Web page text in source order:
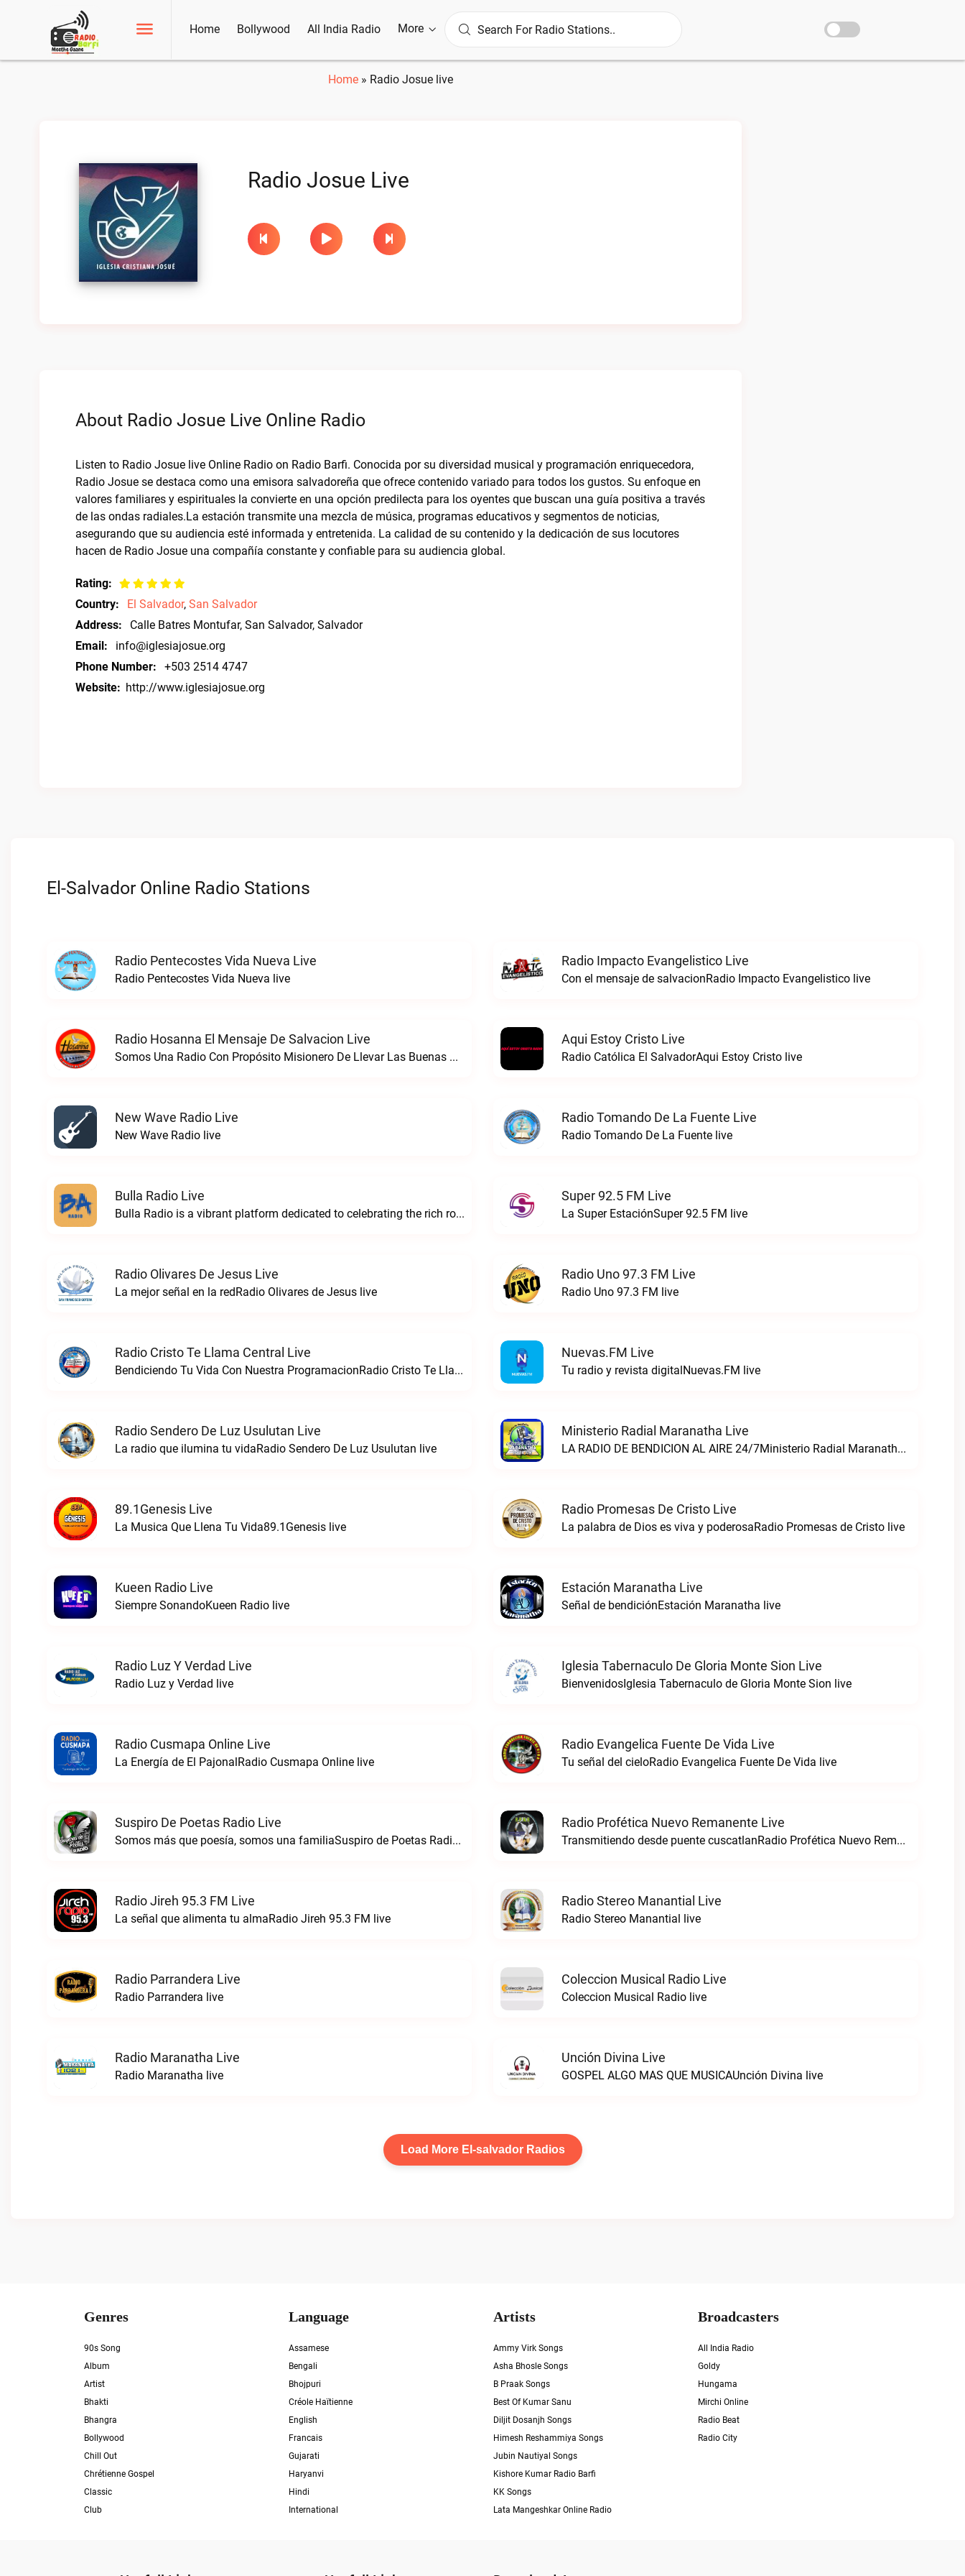
Home Bollywood All India Radio More
Home » Radio Josue live
Radio Josue Live
About Radio Josue Live Online Radio
Listen to Radio Josue live Online Radio on Radio Barfi. Conocida por su diversidad musical y programación enriquecedora,
Radio Josue se destaca como una emisora salvadoreña que ofrece contenido variado para todos los gustos. Su enfoque en
valores familiares y espirituales la convierte en una opción predilecta para los oyentes que buscan una guía positiva a través
de las ondas radiales.La estación transmite una mezcla de música, programas educativos y segmentos de noticias,
asegurando que su audiencia esté informada y entretenida. La calidad de su contenido y la dedicación de sus locutores
hacen de Radio Josue una compañía constante y confiable para su audiencia global.
Rating:
Country:
El Salvador, San Salvador
Address:
Calle Batres Montufar, San Salvador, Salvador
Email:
info@iglesiajosue.org
Phone Number:
+503 2514 4747
Website: http://www.iglesiajosue.org
El-Salvador Online Radio Stations
Radio Pentecostes Vida Nueva Live
Radio Pentecostes Vida Nueva live
Radio Impacto Evangelistico Live
Con el mensaje de salvacionRadio Impacto Evangelistico live
Radio Hosanna El Mensaje De Salvacion Live
Somos Una Radio Con Propósito Misionero De Llevar Las Buenas Nuevas De Salvación A Las NacionesRadio Hosanna el mensaje de Salvacion live
Aqui Estoy Cristo Live
Radio Católica El SalvadorAqui Estoy Cristo live
New Wave Radio Live
New Wave Radio live
Radio Tomando De La Fuente Live
Radio Tomando De La Fuente live
Bulla Radio Live
Bulla Radio is a vibrant platform dedicated to celebrating the rich rock music scene of El SalvadorBulla Radio live
Super 92.5 FM Live
La Super EstaciónSuper 92.5 FM live
Radio Olivares De Jesus Live
La mejor señal en la redRadio Olivares de Jesus live
Radio Uno 97.3 FM Live
Radio Uno 97.3 FM live
Radio Cristo Te Llama Central Live
Bendiciendo Tu Vida Con Nuestra ProgramacionRadio Cristo Te Llama Central live
Nuevas.FM Live
Tu radio y revista digitalNuevas.FM live
Radio Sendero De Luz Usulutan Live
La radio que ilumina tu vidaRadio Sendero De Luz Usulutan live
Ministerio Radial Maranatha Live
LA RADIO DE BENDICION AL AIRE 24/7Ministerio Radial Maranatha live
89.1Genesis Live
La Musica Que Llena Tu Vida89.1Genesis live
Radio Promesas De Cristo Live
La palabra de Dios es viva y poderosaRadio Promesas de Cristo live
Kueen Radio Live
Siempre SonandoKueen Radio live
Estación Maranatha Live
Señal de bendiciónEstación Maranatha live
Radio Luz Y Verdad Live
Radio Luz y Verdad live
Iglesia Tabernaculo De Gloria Monte Sion Live
BienvenidosIglesia Tabernaculo de Gloria Monte Sion live
Radio Cusmapa Online Live
La Energía de El PajonalRadio Cusmapa Online live
Radio Evangelica Fuente De Vida Live
Tu señal del cieloRadio Evangelica Fuente De Vida live
Suspiro De Poetas Radio Live
Somos más que poesía, somos una familiaSuspiro de Poetas Radio live
Radio Profética Nuevo Remanente Live
Transmitiendo desde puente cuscatlanRadio Profética Nuevo Remanente live
Radio Jireh 95.3 FM Live
La señal que alimenta tu almaRadio Jireh 95.3 FM live
Radio Stereo Manantial Live
Radio Stereo Manantial live
Radio Parrandera Live
Radio Parrandera live
Coleccion Musical Radio Live
Coleccion Musical Radio live
Radio Maranatha Live
Radio Maranatha live
Unción Divina Live
GOSPEL ALGO MAS QUE MUSICAUnción Divina live
Load More El-salvador Radios
Genres
90s Song
Album
Artist
Bhakti
Bhangra
Bollywood
Chill Out
Chrétienne Gospel
Classic
Club
Language
Assamese
Bengali
Bhojpuri
Créole Haïtienne
English
Francais
Gujarati
Haryanvi
Hindi
International
Artists
Ammy Virk Songs
Asha Bhosle Songs
B Praak Songs
Best Of Kumar Sanu
Diljit Dosanjh Songs
Himesh Reshammiya Songs
Jubin Nautiyal Songs
Kishore Kumar Radio Barfi
KK Songs
Lata Mangeshkar Online Radio
Broadcasters
All India Radio
Goldy
Hungama
Mirchi Online
Radio Beat
Radio City